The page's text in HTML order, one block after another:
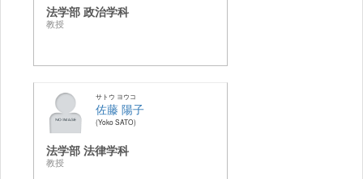
法学部 政治学科
教授
サトウ ヨウコ
佐藤 陽子
Yoko SATO
法学部 法律学科
教授